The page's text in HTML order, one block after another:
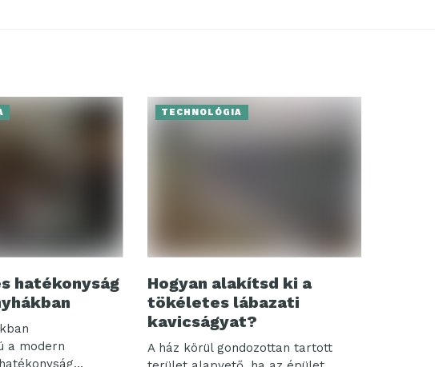
hatékonyság
a modern
TECHNOLÓGIA
Hogyan alakítsd ki a
tökéletes lábazati
kavicságyat?
A ház körül gondozottan tartott